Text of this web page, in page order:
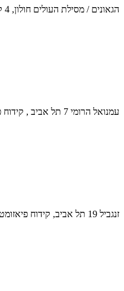
הגאונים / מסילת העולים חולון, 4 קידוחי פיאזומטר בעומקים 25-29 מטר
עמנואל הרומי 7 תל אביב , קידוח פיאזומטר לעומק של עד 15 מטר
זנגביל 19 תל אביב, קידוח פיאזומטר לעומק של 14 מטר